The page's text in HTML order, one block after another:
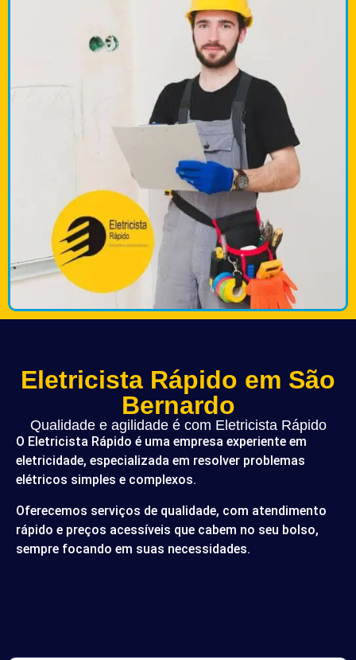
Eletricista Rápido em São
Bernardo
Qualidade e agilidade é com Eletricista Rápido
O Eletricista Rápido é uma empresa experiente em
eletricidade, especializada em resolver problemas
elétricos simples e complexos.
Oferecemos serviços de qualidade, com atendimento
rápido e preços acessíveis que cabem no seu bolso,
sempre focando em suas necessidades.